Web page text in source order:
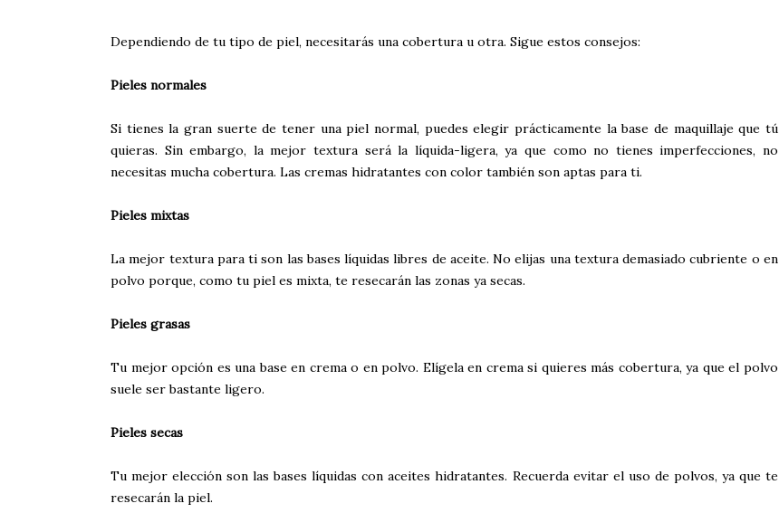
Dependiendo de tu tipo de piel, necesitarás una cobertura u otra. Sigue estos consejos:
Pieles normales
Si tienes la gran suerte de tener una piel normal, puedes elegir prácticamente la base de maquillaje que tú
quieras. Sin embargo, la mejor textura será la líquida-ligera, ya que como no tienes imperfecciones, no
necesitas mucha cobertura. Las cremas hidratantes con color también son aptas para ti.
Pieles mixtas
La mejor textura para ti son las bases líquidas libres de aceite. No elijas una textura demasiado cubriente o en
polvo porque, como tu piel es mixta, te resecarán las zonas ya secas.
Pieles grasas
Tu mejor opción es una base en crema o en polvo. Elígela en crema si quieres más cobertura, ya que el polvo
suele ser bastante ligero.
Pieles secas
Tu mejor elección son las bases líquidas con aceites hidratantes. Recuerda evitar el uso de polvos, ya que te
resecarán la piel.